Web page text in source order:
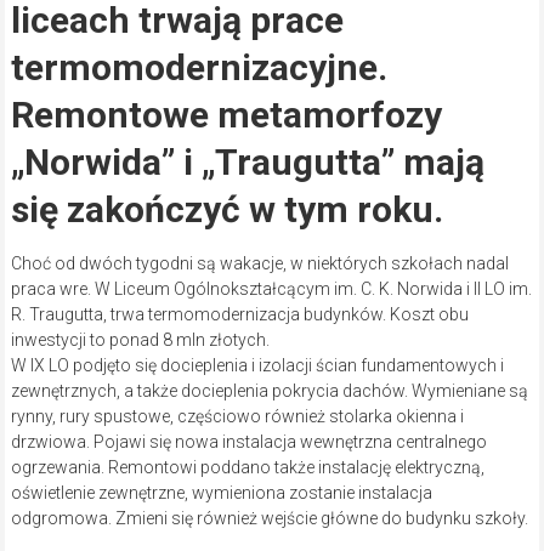
liceach trwają prace
termomodernizacyjne.
Remontowe metamorfozy
„Norwida” i „Traugutta” mają
się zakończyć w tym roku.
Choć od dwóch tygodni są wakacje, w niektórych szkołach nadal
praca wre. W Liceum Ogólnokształcącym im. C. K. Norwida i II LO im.
R. Traugutta, trwa termomodernizacja budynków. Koszt obu
inwestycji to ponad 8 mln złotych.
W IX LO podjęto się docieplenia i izolacji ścian fundamentowych i
zewnętrznych, a także docieplenia pokrycia dachów. Wymieniane są
rynny, rury spustowe, częściowo również stolarka okienna i
drzwiowa. Pojawi się nowa instalacja wewnętrzna centralnego
ogrzewania. Remontowi poddano także instalację elektryczną,
oświetlenie zewnętrzne, wymieniona zostanie instalacja
odgromowa. Zmieni się również wejście główne do budynku szkoły.